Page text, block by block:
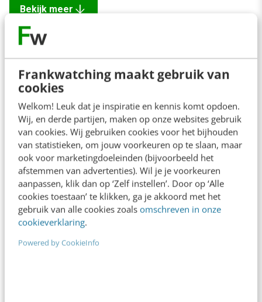
Frankwatching maakt gebruik van
cookies
Welkom! Leuk dat je inspiratie en kennis komt opdoen.
Wij, en derde partijen, maken op onze websites gebruik
van cookies. Wij gebruiken cookies voor het bijhouden
van statistieken, om jouw voorkeuren op te slaan, maar
ook voor marketingdoeleinden (bijvoorbeeld het
afstemmen van advertenties). Wil je je voorkeuren
aanpassen, klik dan op ‘Zelf instellen’. Door op ‘Alle
cookies toestaan’ te klikken, ga je akkoord met het
gebruik van alle cookies zoals omschreven in onze
cookieverklaring.
Powered by CookieInfo
Bekijk meerarrow_downward
Contact Redactie
+31 30 200 1045
Tarieven
Meer contactopties
Frankwatching
Adverteren
Contact